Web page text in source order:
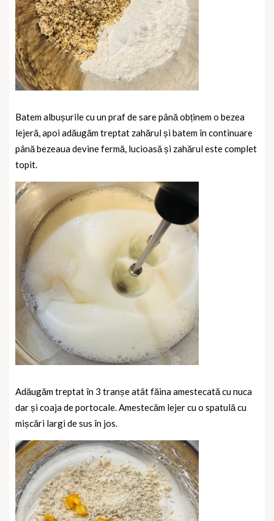
Batem albușurile cu un praf de sare până obținem o bezea
lejeră, apoi adăugăm treptat zahărul și batem în continuare
până bezeaua devine fermă, lucioasă și zahărul este complet
topit.
Adăugăm treptat în 3 tranșe atât făina amestecată cu nuca
dar și coaja de portocale. Amestecăm lejer cu o spatulă cu
mișcări largi de sus în jos.